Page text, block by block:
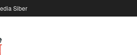
Siber